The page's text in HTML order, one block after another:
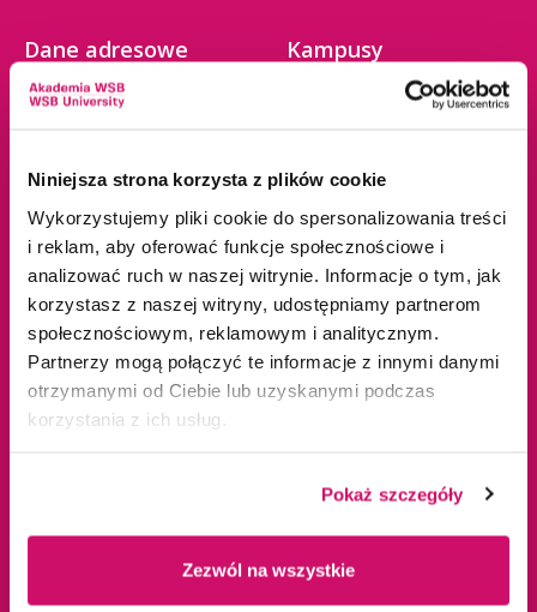
Niniejsza strona korzysta z plików cookie
Wykorzystujemy pliki cookie do spersonalizowania treści
i reklam, aby oferować funkcje społecznościowe i
analizować ruch w naszej witrynie. Informacje o tym, jak
korzystasz z naszej witryny, udostępniamy partnerom
społecznościowym, reklamowym i analitycznym.
Partnerzy mogą połączyć te informacje z innymi danymi
otrzymanymi od Ciebie lub uzyskanymi podczas
korzystania z ich usług.
Pokaż szczegóły
Zezwól na wszystkie
Dane adresowe
Górnicza
tel.+48 32 295 93 00
email:
info@wsb.edu.pl
NIP: 629-10-88-993
Kampusy
Jaworzno
Katowice
Kraków
Olkusz
Tychy
Warszawa